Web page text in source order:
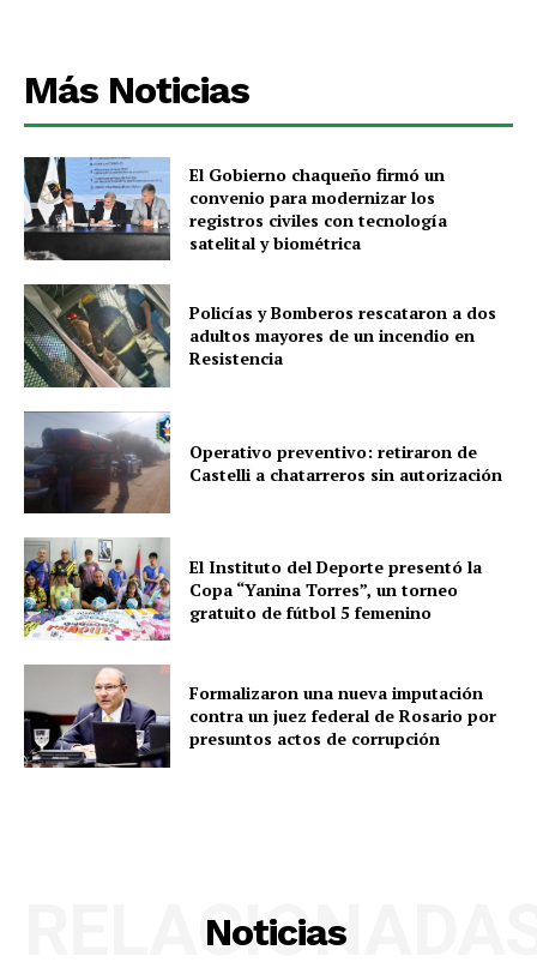
Más Noticias
El Gobierno chaqueño firmó un
convenio para modernizar los
registros civiles con tecnología
satelital y biométrica
Policías y Bomberos rescataron a dos
adultos mayores de un incendio en
Resistencia
Operativo preventivo: retiraron de
Castelli a chatarreros sin autorización
El Instituto del Deporte presentó la
Copa “Yanina Torres”, un torneo
gratuito de fútbol 5 femenino
Formalizaron una nueva imputación
contra un juez federal de Rosario por
presuntos actos de corrupción
Noticias